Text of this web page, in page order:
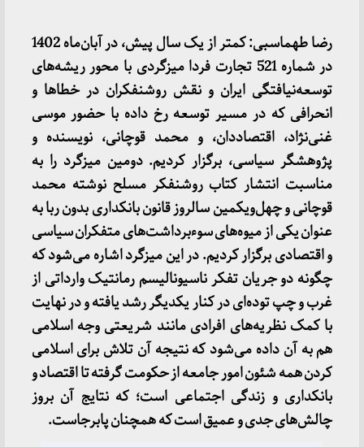
رضا طهماسبی: کمتر از یک سال پیش، در آبان‌ماه 1402
در شماره 521 تجارت فردا میزگردی با محور ریشه‌های
توسعه‌نیافتگی ایران و نقش روشنفکران در خطاها و
انحرافی که در مسیر توسعه رخ داده با حضور موسی
غنی‌نژاد، اقتصاددان، و محمد قوچانی، نویسنده و
پژوهشگر سیاسی، برگزار کردیم. دومین میزگرد را به
مناسبت انتشار کتاب روشنفکر مسلح نوشته محمد
قوچانی و چهل‌ویکمین سالروز قانون بانکداری بدون ربا به
عنوان یکی از میوه‌های سوءبرداشت‌های متفکران سیاسی
و اقتصادی برگزار کردیم. در این میزگرد اشاره می‌شود که
چگونه دو جریان تفکر ناسیونالیسم رمانتیک وارداتی از
غرب و چپ توده‌ای در کنار یکدیگر رشد یافته و در نهایت
با کمک نظریه‌های افرادی مانند شریعتی وجه اسلامی
هم به آن داده می‌شود که نتیجه آن تلاش برای اسلامی
کردن همه شئون امور جامعه از حکومت گرفته تا اقتصاد و
بانکداری و زندگی اجتماعی است؛ که نتایج آن بروز
چالش‌های جدی و عمیق است که همچنان پابرجاست.